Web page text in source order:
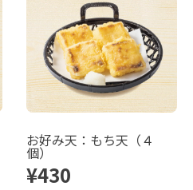
お好み天：もち天（４
個）
¥430